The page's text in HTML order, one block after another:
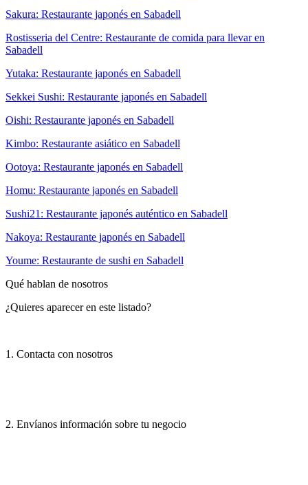
Sakura: Restaurante japonés en Sabadell
Rostisseria del Centre: Restaurante de comida para llevar en
Sabadell
Yutaka: Restaurante japonés en Sabadell
Sekkei Sushi: Restaurante japonés en Sabadell
Oishi: Restaurante japonés en Sabadell
Kimbo: Restaurante asiático en Sabadell
Ootoya: Restaurante japonés en Sabadell
Homu: Restaurante japonés en Sabadell
Sushi21: Restaurante japonés auténtico en Sabadell
Nakoya: Restaurante japonés en Sabadell
Youme: Restaurante de sushi en Sabadell
Qué hablan de nosotros
¿Quieres aparecer en este listado?
1. Contacta con nosotros
2. Envíanos información sobre tu negocio